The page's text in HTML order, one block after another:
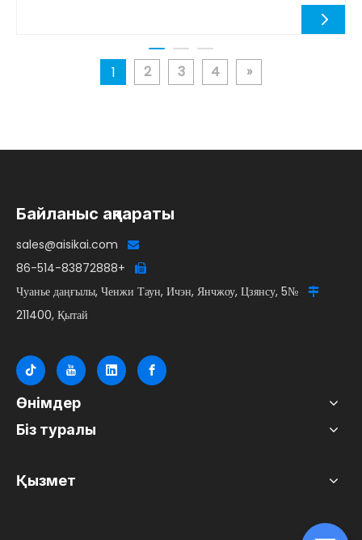
1 2 3 4 »
Байланыс ақпараты

sales@aisikai.com

+86-514-83872888

№5 Чуанье даңғылы, Ченжи Таун, Ичэн, Янчжоу, Цзянсу,
211400, Қытай
Өнімдер
Біз туралы
Қызмет